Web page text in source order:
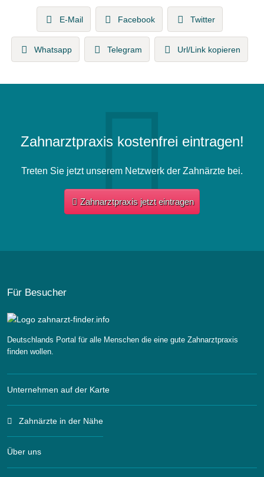
E-Mail Facebook Twitter
Whatsapp Telegram Url/Link kopieren
Zahnarztpraxis kostenfrei eintragen!
Treten Sie jetzt unserem Netzwerk der Zahnärzte bei.
Zahnarztpraxis jetzt eintragen
Für Besucher
Deutschlands Portal für alle Menschen die eine gute Zahnarztpraxis
finden wollen.
Unternehmen auf der Karte
Zahnärzte in der Nähe
Über uns